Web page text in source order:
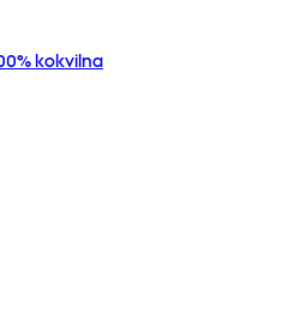
kokvilna